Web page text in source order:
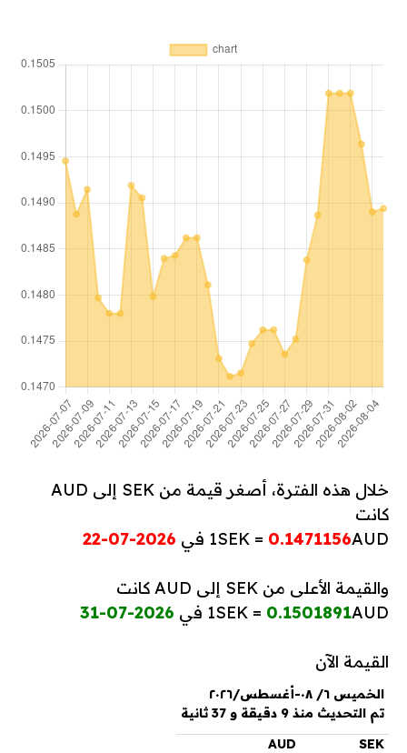
خلال هذه الفترة، أصغر قيمة من SEK إلى AUD
كانت
1SEK = 0.1471156AUD في 2026-07-22
والقيمة الأعلى من SEK إلى AUD كانت
1SEK = 0.1501891AUD في 2026-07-31
القيمة الآن
الخميس ٦/ ٠٨-أغسطس/٢٠٢٦
تم التحديث منذ 9 دقيقة و 37 ثانية
SEK
AUD